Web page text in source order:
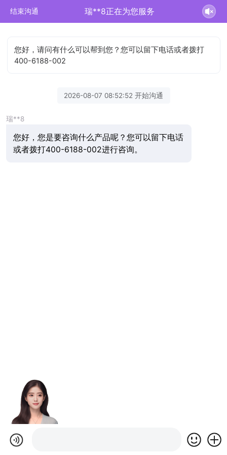
结束沟通 瑞**8正在为您服务
您好，请问有什么可以帮到您？您可以留下电话或者拨打
400-6188-002
2026-08-07 08:52:52 开始沟通
瑞**8
您好，您是要咨询什么产品呢？您可以留下电话
或者拨打400-6188-002进行咨询。